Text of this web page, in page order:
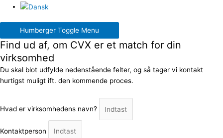
Humberger Toggle Menu
Find ud af, om CVX er et match for din
virksomhed
Du skal blot udfylde nedenstående felter, og så tager vi kontakt
hurtigst muligt ift. den kommende proces.
Hvad er virksomhedens navn?
Kontaktperson